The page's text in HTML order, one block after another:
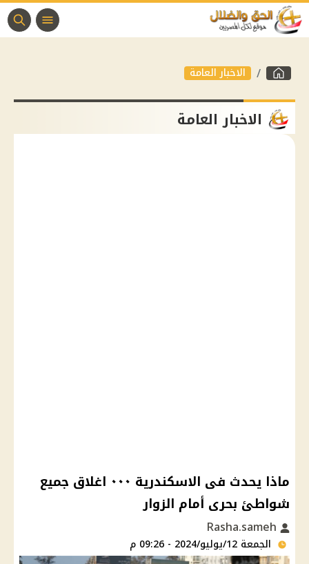
الاخبار العامة
الاخبار العامة
ماذا يحدث فى الاسكندرية ٠٠٠ اغلاق جميع
شواطئ بحرى أمام الزوار
الجمعة 12/يوليو/2024 - 09:26 م